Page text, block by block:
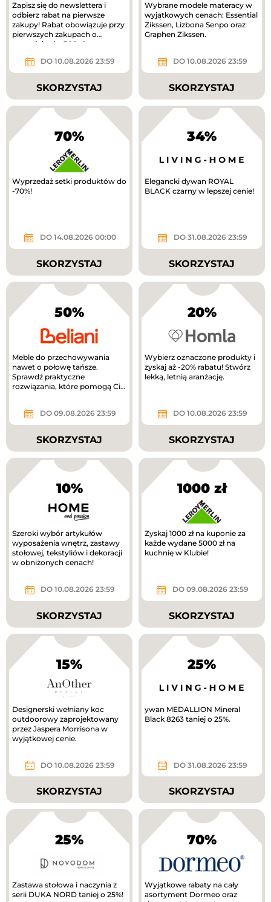
Zapisz się do newslettera i
odbierz rabat na pierwsze
zakupy! Rabat obowiązuje przy
pierwszych zakupach o
wartości min. 300 zł.
DO 10.08.2026 23:59
SKORZYSTAJ
Wybrane modele materacy w
wyjątkowych cenach: Essential
Zikssen, Lizbona Senpo oraz
Graphen Zikssen.
DO 10.08.2026 23:59
SKORZYSTAJ
70%
Wyprzedaż setki produktów do
-70%!
DO 14.08.2026 00:00
SKORZYSTAJ
34%
Elegancki dywan ROYAL
BLACK czarny w lepszej cenie!
DO 31.08.2026 23:59
SKORZYSTAJ
50%
Meble do przechowywania
nawet o połowę tańsze.
Sprawdź praktyczne
rozwiązania, które pomogą Ci
DO 09.08.2026 23:59
SKORZYSTAJ
20%
Wybierz oznaczone produkty i
zyskaj aż -20% rabatu! Stwórz
lekką, letnią aranżację.
DO 10.08.2026 23:59
SKORZYSTAJ
10%
Szeroki wybór artykułów
wyposażenia wnętrz, zastawy
stołowej, tekstyliów i dekoracji
w obniżonych cenach!
DO 10.08.2026 23:59
SKORZYSTAJ
1000 zł
Zyskaj 1000 zł na kuponie za
każde wydane 5000 zł na
kuchnię w Klubie!
DO 09.08.2026 23:59
SKORZYSTAJ
15%
Designerski wełniany koc
outdoorowy zaprojektowany
przez Jaspera Morrisona w
wyjątkowej cenie.
DO 10.08.2026 23:59
SKORZYSTAJ
25%
ywan MEDALLION Mineral
Black 8263 taniej o 25%.
DO 31.08.2026 23:59
SKORZYSTAJ
25%
Zastawa stołowa i naczynia z
serii DUKA NORD taniej o 25%!
70%
Wyjątkowe rabaty na cały
asortyment Dormeo oraz